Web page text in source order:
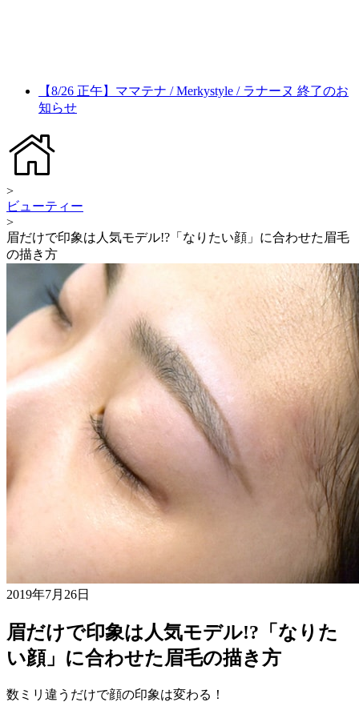
【8/26 正午】ママテナ / Merkystyle / ラナーヌ 終了のお
知らせ
>
ビューティー
>
眉だけで印象は人気モデル!?「なりたい顔」に合わせた眉毛
の描き方
2019年7月26日
眉だけで印象は人気モデル!?「なりた
い顔」に合わせた眉毛の描き方
数ミリ違うだけで顔の印象は変わる！